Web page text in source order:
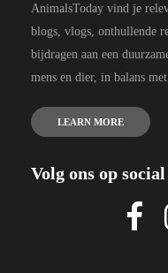
AnimalsToday vind je
blogs, vlogs, onthullende
bijdragen aan een
mens en dier, in balans
LEARN MORE
Volg ons op